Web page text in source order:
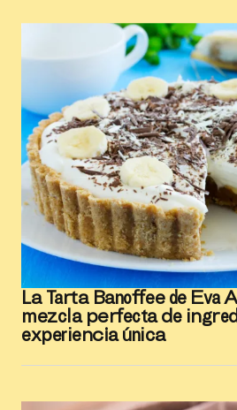
La Tarta Banoffee de Eva
mezcla perfecta de
experiencia única